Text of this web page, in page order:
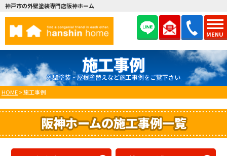
MENU
神戸市の外壁塗装専門店阪神ホーム
施工事例
外壁塗装・屋根塗替えなど施工事例をご覧下さい
HOME>施工事例
阪神ホームの施工事例一覧